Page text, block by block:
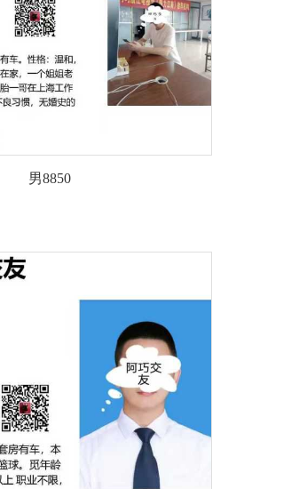
男8850